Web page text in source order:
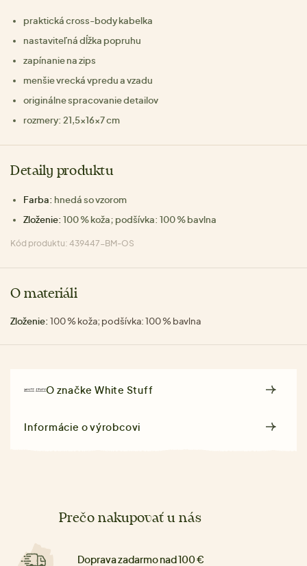
praktická cross-body kabelka
nastaviteľná dĺžka popruhu
zapínanie na zips
menšie vrecká vpredu a vzadu
originálne spracovanie detailov
rozmery: 21,5x16x7 cm
Detaily produktu
Farba: hnedá so vzorom
Zloženie: 100 % koža; podšívka: 100 % bavlna
Kód produktu: 439447-BM-OS
O materiáli
Zloženie: 100 % koža; podšívka: 100 % bavlna
O značkeWhite Stuff
Informácie o výrobcovi
Prečo nakupovať u nás
Doprava zadarmo nad 100 €